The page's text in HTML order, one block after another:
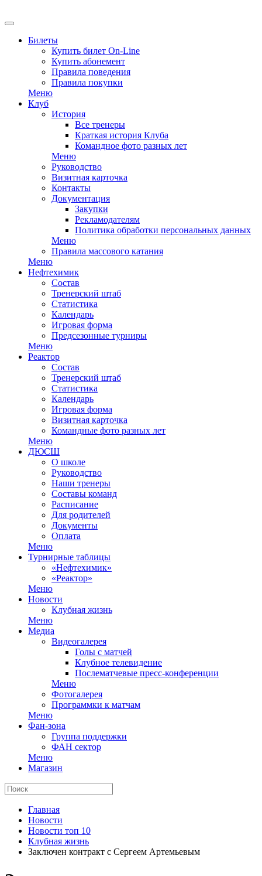
Билеты
Купить билет On-Line
Купить абонемент
Правила поведения
Правила покупки
Меню
Клуб
История
Все тренеры
Краткая история Клуба
Командное фото разных лет
Меню
Руководство
Визитная карточка
Контакты
Документация
Закупки
Рекламодателям
Политика обработки персональных данных
Меню
Правила массового катания
Меню
Нефтехимик
Состав
Тренерский штаб
Статистика
Календарь
Игровая форма
Предсезонные турниры
Меню
Реактор
Состав
Тренерский штаб
Статистика
Календарь
Игровая форма
Визитная карточка
Командные фото разных лет
Меню
ДЮСШ
О школе
Руководство
Наши тренеры
Составы команд
Расписание
Для родителей
Документы
Оплата
Меню
Турнирные таблицы
«Нефтехимик»
«Реактор»
Меню
Новости
Клубная жизнь
Меню
Медиа
Видеогалерея
Голы с матчей
Клубное телевидение
Послематчевые пресс-конференции
Меню
Фотогалерея
Программки к матчам
Меню
Фан-зона
Группа поддержки
ФАН сектор
Меню
Магазин
Главная
Новости
Новости топ 10
Клубная жизнь
Заключен контракт с Сергеем Артемьевым